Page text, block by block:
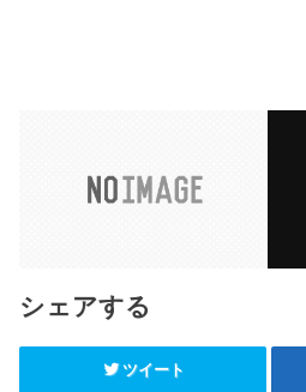
シェアする
ツイート